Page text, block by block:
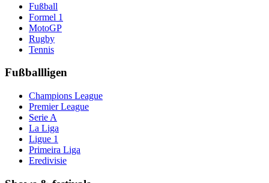
Fußball
Formel 1
MotoGP
Rugby
Tennis
Fußballligen
Champions League
Premier League
Serie A
La Liga
Ligue 1
Primeira Liga
Eredivisie